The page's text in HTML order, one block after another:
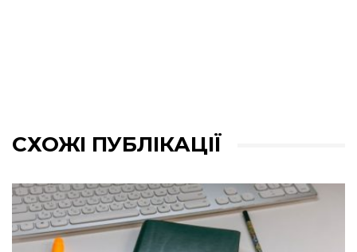
СХОЖІ ПУБЛІКАЦІЇ